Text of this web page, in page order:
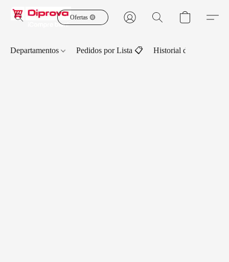
Ofertas 🟡
Departamentos Pedidos por Lista 📋 Historial de Pedidos